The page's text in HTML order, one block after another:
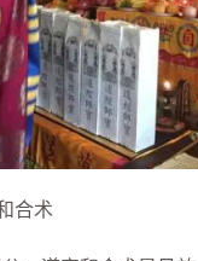
合术